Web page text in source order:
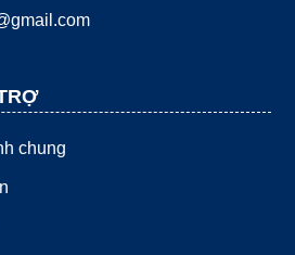
chung